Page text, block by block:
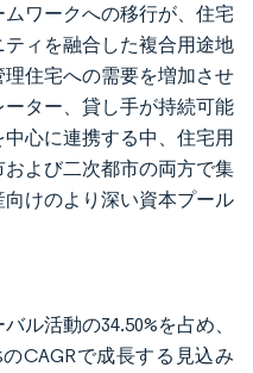
ワークへの移行が、住宅
ィを融合した複合用途地
住宅への需要を増加させ
ター、貸し手が持続可能
心に連携する中、住宅用
よび二次都市の両方で集
けのより深い資本プール
ル活動の34.50%を占め、
CAGRで成長する見込み